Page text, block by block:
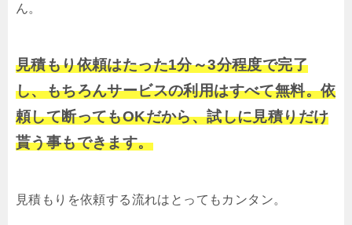
ん。
見積もり依頼はたった1分～3分程度で完了
し、もちろんサービスの利用はすべて無料。依
頼して断ってもOKだから、試しに見積りだけ
貰う事もできます。
見積もりを依頼する流れはとってもカンタン。